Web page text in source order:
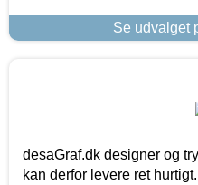
Se udvalget
desaGraf.dk designer og
kan derfor levere ret